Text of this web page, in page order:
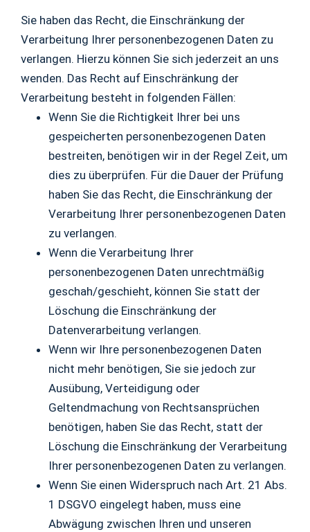
Sie haben das Recht, die Einschränkung der
Verarbeitung Ihrer personenbezogenen Daten zu
verlangen. Hierzu können Sie sich jederzeit an uns
wenden. Das Recht auf Einschränkung der
Verarbeitung besteht in folgenden Fällen:
Wenn Sie die Richtigkeit Ihrer bei uns
gespeicherten personenbezogenen Daten
bestreiten, benötigen wir in der Regel Zeit, um
dies zu überprüfen. Für die Dauer der Prüfung
haben Sie das Recht, die Einschränkung der
Verarbeitung Ihrer personenbezogenen Daten
zu verlangen.
Wenn die Verarbeitung Ihrer
personenbezogenen Daten unrechtmäßig
geschah/geschieht, können Sie statt der
Löschung die Einschränkung der
Datenverarbeitung verlangen.
Wenn wir Ihre personenbezogenen Daten
nicht mehr benötigen, Sie sie jedoch zur
Ausübung, Verteidigung oder
Geltendmachung von Rechtsansprüchen
benötigen, haben Sie das Recht, statt der
Löschung die Einschränkung der Verarbeitung
Ihrer personenbezogenen Daten zu verlangen.
Wenn Sie einen Widerspruch nach Art. 21 Abs.
1 DSGVO eingelegt haben, muss eine
Abwägung zwischen Ihren und unseren